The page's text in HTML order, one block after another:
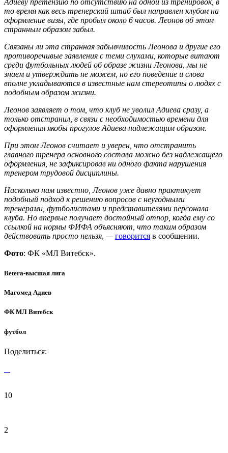
то время как весь тренерский штаб был направлен клубом на
оформление визы, где пробыл около 6 часов. Леонов об этом
странным образом забыл.
Связаны ли эта странная забывчивость Леонова и другие его
противоречивые заявления с теми слухами, которые витают
среди футбольных людей об образе жизни Леонова, мы не
знаем и утверждать не можем, но его поведение и слова
вполне укладываются в известные нам стереотипы о людях с
подобным образом жизни.
Леонов заявляет о том, что клуб не уволил Адиева сразу, а
только отстранил, в связи с необходимостью времени для
оформления якобы прогулов Адиева надлежащим образом.
При этом Леонов считает и уверен, что отстранить
главного тренера основного состава можно без надлежащего
оформления, не зафиксировав ни одного факта нарушения
тренером трудовой дисциплины.
Насколько нам известно, Леонов уже давно практикует
подобный подход к решению вопросов с неугодными
тренерами, футболистами и представителями персонала
клуба. Но впервые получает достойный отпор, когда ему со
ссылкой на нормы ФИФА объясняют, что таким образом
действовать просто нельзя, —говорится в сообщении.
Фото: ФК «МЛ Витебск».
Betera-высшая лига
Магомед Адиев
ФК МЛ Витебск
футбол
Поделиться:
10
2